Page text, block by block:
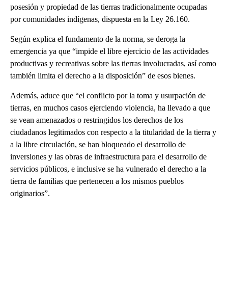
posesión y propiedad de las tierras tradicionalmente ocupadas
por comunidades indígenas, dispuesta en la Ley 26.160.
Según explica el fundamento de la norma, se deroga la
emergencia ya que “impide el libre ejercicio de las actividades
productivas y recreativas sobre las tierras involucradas, así como
también limita el derecho a la disposición” de esos bienes.
Además, aduce que “el conflicto por la toma y usurpación de
tierras, en muchos casos ejerciendo violencia, ha llevado a que
se vean amenazados o restringidos los derechos de los
ciudadanos legitimados con respecto a la titularidad de la tierra y
a la libre circulación, se han bloqueado el desarrollo de
inversiones y las obras de infraestructura para el desarrollo de
servicios públicos, e inclusive se ha vulnerado el derecho a la
tierra de familias que pertenecen a los mismos pueblos
originarios”.